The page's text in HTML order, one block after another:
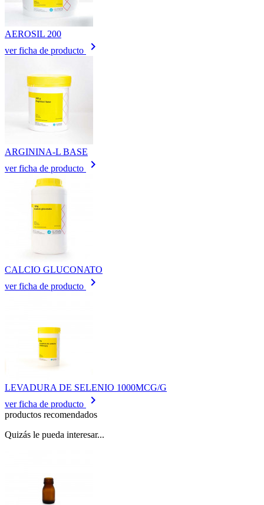
AEROSIL 200
ver ficha de producto
keyboard_arrow_right
ARGININA-L BASE
ver ficha de producto
keyboard_arrow_right
CALCIO GLUCONATO
ver ficha de producto
keyboard_arrow_right
LEVADURA DE SELENIO 1000MCG/G
ver ficha de producto
keyboard_arrow_right
productos recomendados
Quizás le pueda interesar...